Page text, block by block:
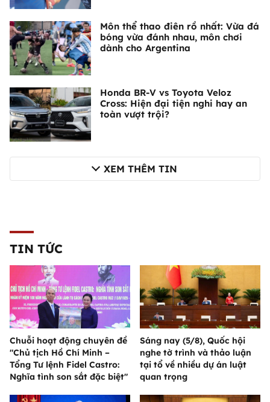
Môn thể thao điên rồ nhất: Vừa đá
bóng vừa đánh nhau, môn chơi
dành cho Argentina
Honda BR-V vs Toyota Veloz
Cross: Hiện đại tiện nghi hay an
toàn vượt trội?
XEM THÊM TIN
TIN TỨC
Chuỗi hoạt động chuyên đề
"Chủ tịch Hồ Chí Minh –
Tổng Tư lệnh Fidel Castro:
Nghĩa tình son sắt đặc biệt"
Sáng nay (5/8), Quốc hội
nghe tờ trình và thảo luận
tại tổ về nhiều dự án luật
quan trọng